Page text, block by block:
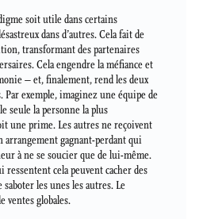
soit utile dans certains
dans d’autres. Cela fait de
transformant des partenaires
Cela engendre la méfiance et
– et, finalement, rend les deux
Par exemple, imaginez une équipe de
seule la personne la plus
une prime. Les autres ne reçoivent
arrangement gagnant-perdant qui
à ne se soucier que de lui-même.
ressentent cela peuvent cacher des
les unes les autres. Le
ventes globales.